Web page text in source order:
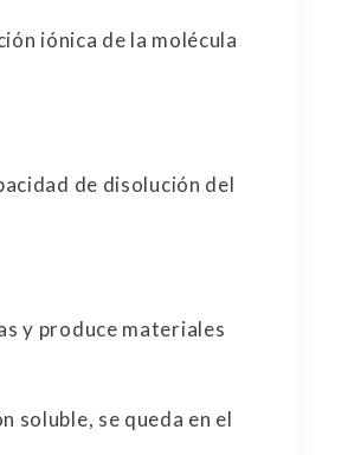
iónica de la molécula
de disolución del
y produce materiales
soluble, se queda en el